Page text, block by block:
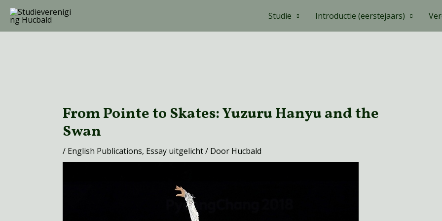
naar
de
Studie Introductie (eerstejaars)
From Pointe to Skates: Yuzuru Hanyu and the
Swan
/ English Publications, Essay uitgelicht/ Door Hucbald